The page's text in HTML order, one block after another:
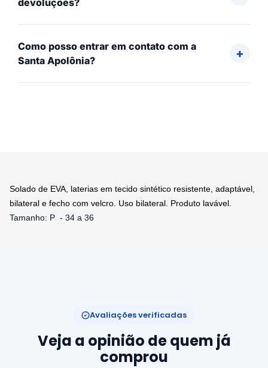
devoluções?
Como posso entrar em contato com a
Santa Apolônia?
Solado de EVA, laterias em tecido sintético resistente, adaptável,
bilateral e fecho com velcro. Uso bilateral. Produto lavável.
Tamanho: P - 34 a 36
Avaliações verificadas
Veja a opinião de quem já
comprou